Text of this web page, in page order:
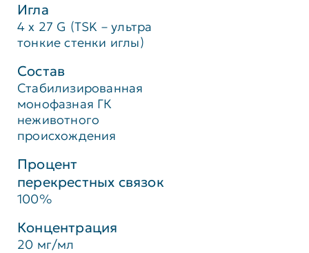
Игла
4 x 27 G (TSK – ультра
тонкие стенки иглы)
Состав
Стабилизированная
монофазная ГК
неживотного
происхождения
Процент
перекрестных связок
100%
Концентрация
20 мг/мл